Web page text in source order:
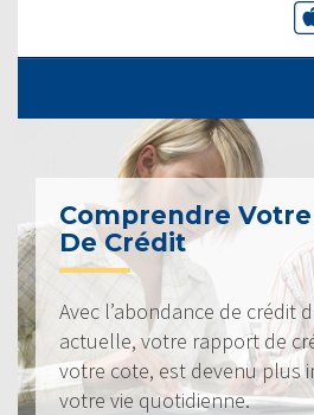
Comprendre
De Crédit
Avec l’abondance de crédit
actuelle, votre rapport de
votre cote, est devenu plus
votre vie quotidienne.